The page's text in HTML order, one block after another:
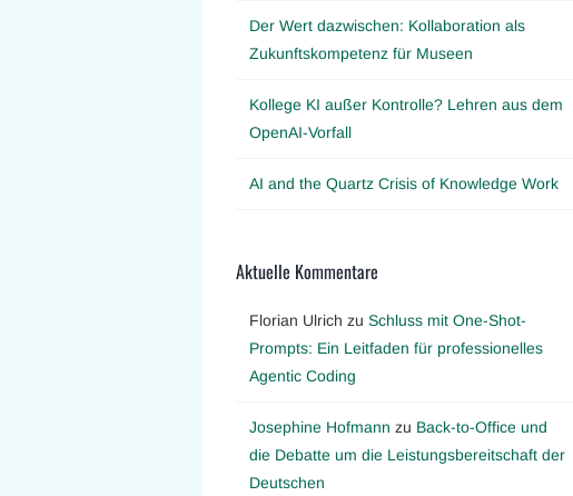
Der Wert dazwischen: Kollaboration als
Zukunftskompetenz für Museen
Kollege KI außer Kontrolle? Lehren aus dem
OpenAI-Vorfall
AI and the Quartz Crisis of Knowledge Work
Aktuelle Kommentare
Florian Ulrich zu Schluss mit One-Shot-
Prompts: Ein Leitfaden für professionelles
Agentic Coding
Josephine Hofmann zu Back-to-Office und
die Debatte um die Leistungsbereitschaft der
Deutschen